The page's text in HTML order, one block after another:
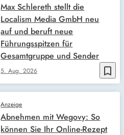
bookmark_border
5. Aug. 2026
Max Schlereth stellt die
Localism Media GmbH neu
auf und beruft neue
Führungsspitzen für
Gesamtgruppe und Sender
Anzeige
Abnehmen mit Wegovy: So
können Sie Ihr Online-Rezept